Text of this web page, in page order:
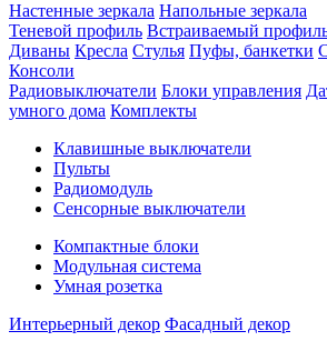
Настенные зеркала Напольные зеркала
Теневой профиль Встраиваемый
Диваны Кресла Стулья Пуфы, банкетки
Консоли
Радиовыключатели Блоки управления
умного дома Комплекты
Клавишные выключатели
Пульты
Радиомодуль
Сенсорные выключатели
Компактные блоки
Модульная система
Умная розетка
Интерьерный декор Фасадный декор